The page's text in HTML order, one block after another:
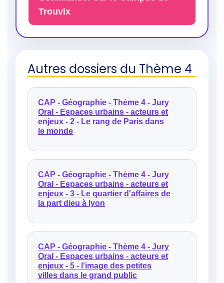
Trouvix
Autres dossiers du Thème 4
CAP - Géographie - Thème 4 - Jury
Oral - Espaces urbains - acteurs et
enjeux - 2 - Le rang de Paris dans
le monde
CAP - Géographie - Thème 4 - Jury
Oral - Espaces urbains - acteurs et
enjeux - 3 - Le quartier d'affaires de
la part dieu à lyon
CAP - Géographie - Thème 4 - Jury
Oral - Espaces urbains - acteurs et
enjeux - 5 - l'image des petites
villes dans le grand public